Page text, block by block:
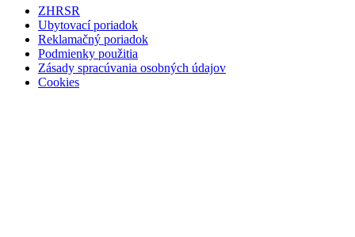
ZHRSR
Ubytovací poriadok
Reklamačný poriadok
Podmienky použitia
Zásady spracúvania osobných údajov
Cookies